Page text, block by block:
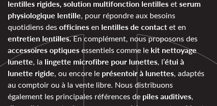
lentilles rigides, solution multifonction lentillesetserum
physiologique lentille, pour répondre aux besoins
quotidiens desofficinesen lentilles de contactet en
entretien lentilles.En complément, nous proposons des
accessoires optiquesessentiels comme le kit nettoyage
lunette, la lingette microfibre pour lunettes, l’étui à
lunette rigide, ou encore le présentoir à lunettes, adaptés
au comptoir ou à la vente libre. Nous distribuons
également les principales références de piles auditives,